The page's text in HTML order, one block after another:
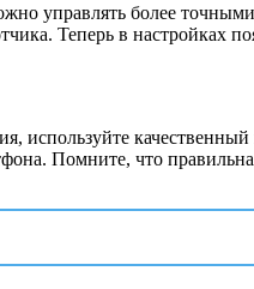
управлять более
Теперь в настройках
качественный
Помните, что